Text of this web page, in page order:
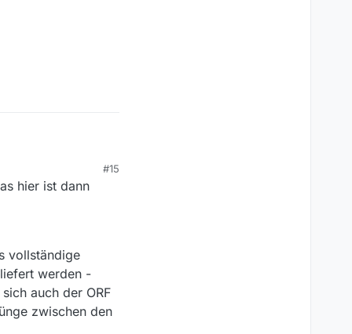
#15
hier ist dann
vollständige
werden -
auch der ORF
zwischen den